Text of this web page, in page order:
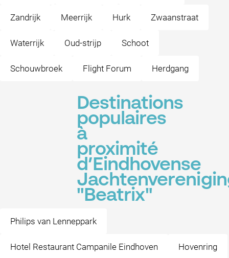
Zandrijk Meerrijk Hurk Zwaanstraat
Waterrijk Oud-strijp Schoot
Schouwbroek Flight Forum Herdgang
Destinations
populaires
à
proximité
d’Eindhovense
"Beatrix"
Philips van Lenneppark
Hotel Restaurant Campanile Eindhoven Hovenring